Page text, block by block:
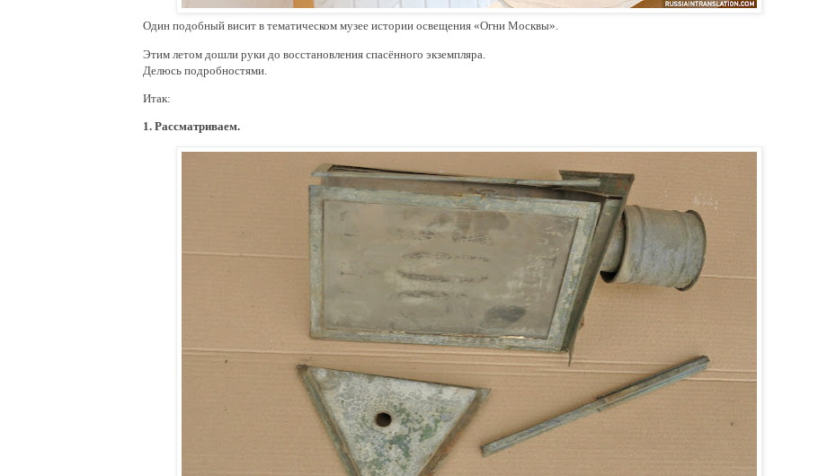
Один подобный висит в тематическом музее истории освещения «Огни Москвы».
Этим летом дошли руки до восстановления спасённого экземпляра.
Делюсь подробностями.
Итак:
1. Рассматриваем.